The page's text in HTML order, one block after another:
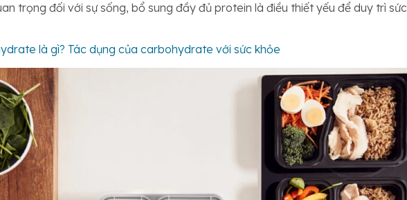
trọng đối với sự sống, bổ sung đầy đủ protein là điều thiết yếu để duy trì sức
là gì? Tác dụng của carbohydrate với sức khỏe